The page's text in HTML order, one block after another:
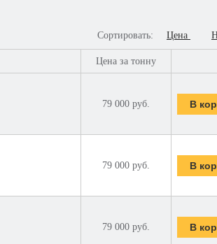
Сортировать: Цена
Цена за тонну
79 000 руб.
79 000 руб.
79 000 руб.